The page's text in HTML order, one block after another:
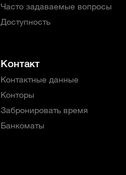
Часто задаваемые вопросы
Доступность
Контакт
Контактные данные
Конторы
Забронировать время
Банкоматы